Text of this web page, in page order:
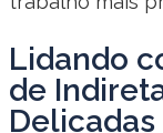
Lidando
de
Delicadas